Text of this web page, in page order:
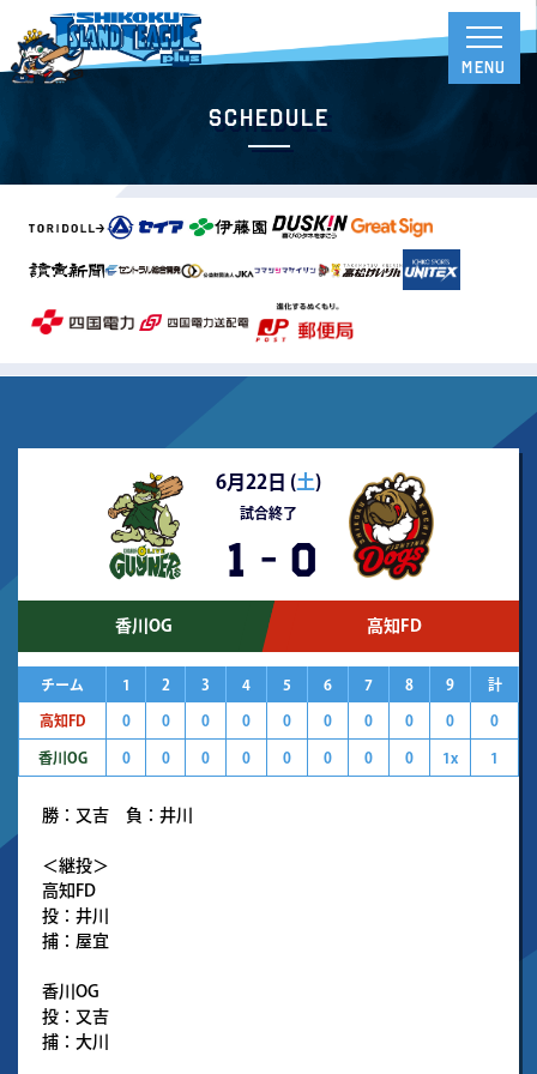
Schedule
6月22日 (土)
試合終了
1 - 0
香川OG 高知FD
チーム 1 2 3 4 5 6 7 8 9 計
高知FD 0 0 0 0 0 0 0 0 0 0
香川OG 0 0 0 0 0 0 0 0 1x 1
勝：又吉 負：井川
＜継投＞
高知FD
投：井川
捕：屋宜
香川OG
投：又吉
捕：大川